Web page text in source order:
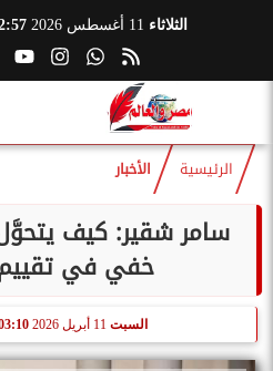
الثلاثاء 12:57
الرئيسية الأخبار
خفي في
السبت 11 أبريل 2026 03:10